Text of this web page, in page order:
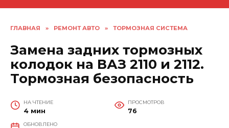
ГЛАВНАЯ » РЕМОНТ АВТО » ТОРМОЗНАЯ СИСТЕМА
Замена задних тормозных
колодок на ВАЗ 2110 и 2112.
Тормозная безопасность
НА ЧТЕНИЕ
4 мин
ПРОСМОТРОВ
76
ОБНОВЛЕНО